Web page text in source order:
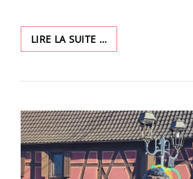
LIRE LA SUITE …
NOUVEAU
POUR
ST